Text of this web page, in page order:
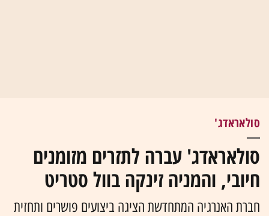
סולאראדג'
סולאראדג' עברה לתזרים מזומנים
חיובי, והמניה זינקה בוול סטריט
חברת האנרגיה המתחדשת הציגה ביצועים פושרים ותחזית